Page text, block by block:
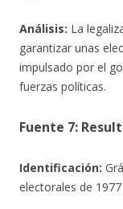
Análisis: La
garantizar unas
impulsado por el
fuerzas políticas.
Fuente 7:
Identificación:
electorales de